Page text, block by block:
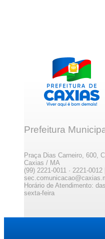
Prefeitura
Praça Dias Carneiro, 600,
Caxias / MA
(99) 2221-0011 · 2221-
Horário de Atendimento:
sexta-feira